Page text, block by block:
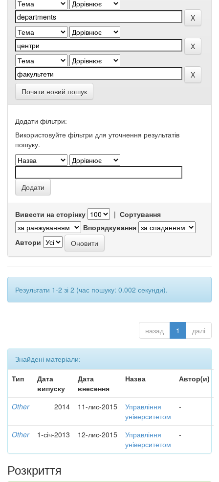
Почати новий пошук
Додати фільтри:
Використовуйте фільтри для уточнення результатів
пошуку.
Вивести на сторінку | Сортування
Впорядкування
Автори
Результати 1-2 зі 2 (час пошуку: 0.002 секунди).
назад 1 далі
Знайдені матеріали:
Тип
Дата
випуску
Дата
внесення
Назва Автор(и)
Other 2014 11-лис-2015
Управління
університетом
-
Other 1-січ-2013 12-лис-2015
Управління
університетом
-
Розкриття